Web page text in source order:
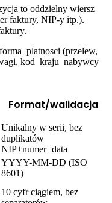
to oddzielny wiersz
faktury, NIP-y itp.).
(przelew,
kod_kraju_nabywcy
Format/walidacja
Unikalny w serii, bez
duplikatów
NIP+numer+data
YYYY-MM-DD (ISO
8601)
10 cyfr ciągiem, bez